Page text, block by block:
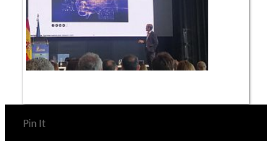
Pin It